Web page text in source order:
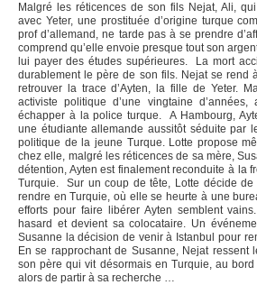
Malgré les réticences de son fils Nejat, Ali,
avec Yeter, une prostituée d’origine turque
prof d’allemand, ne tarde pas à se prendre
comprend qu’elle envoie presque tout son
lui payer des études supérieures. La mort
durablement le père de son fils. Nejat se rend
retrouver la trace d’Ayten, la fille de Yeter.
activiste politique d’une vingtaine
échapper à la police turque. A Hambourg,
une étudiante allemande aussitôt séduite par
politique de la jeune Turque. Lotte propose
chez elle, malgré les réticences de sa mère,
détention, Ayten est finalement reconduite à la
Turquie. Sur un coup de tête, Lotte décide
rendre en Turquie, où elle se heurte à une
efforts pour faire libérer Ayten semblent
hasard et devient sa colocataire. Un
Susanne la décision de venir à Istanbul pour
En se rapprochant de Susanne, Nejat ressent
son père qui vit désormais en Turquie, au
alors de partir à sa recherche …